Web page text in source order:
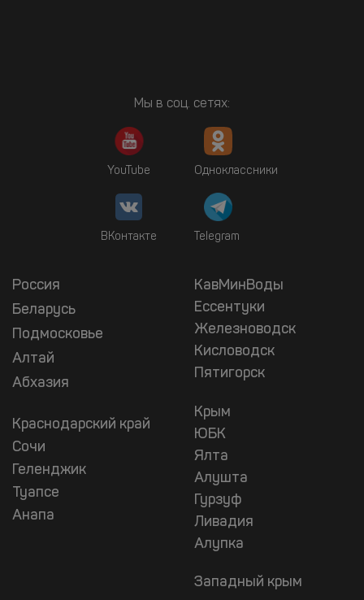
Мы в соц. сетях:
YouTube Одноклассники
ВКонтакте Telegram
Россия
Беларусь
Подмосковье
Алтай
Абхазия
Краснодарский край
Сочи
Геленджик
Туапсе
Анапа
КавМинВоды
Ессентуки
Железноводск
Кисловодск
Пятигорск
Крым
ЮБК
Ялта
Алушта
Гурзуф
Ливадия
Алупка
Западный крым